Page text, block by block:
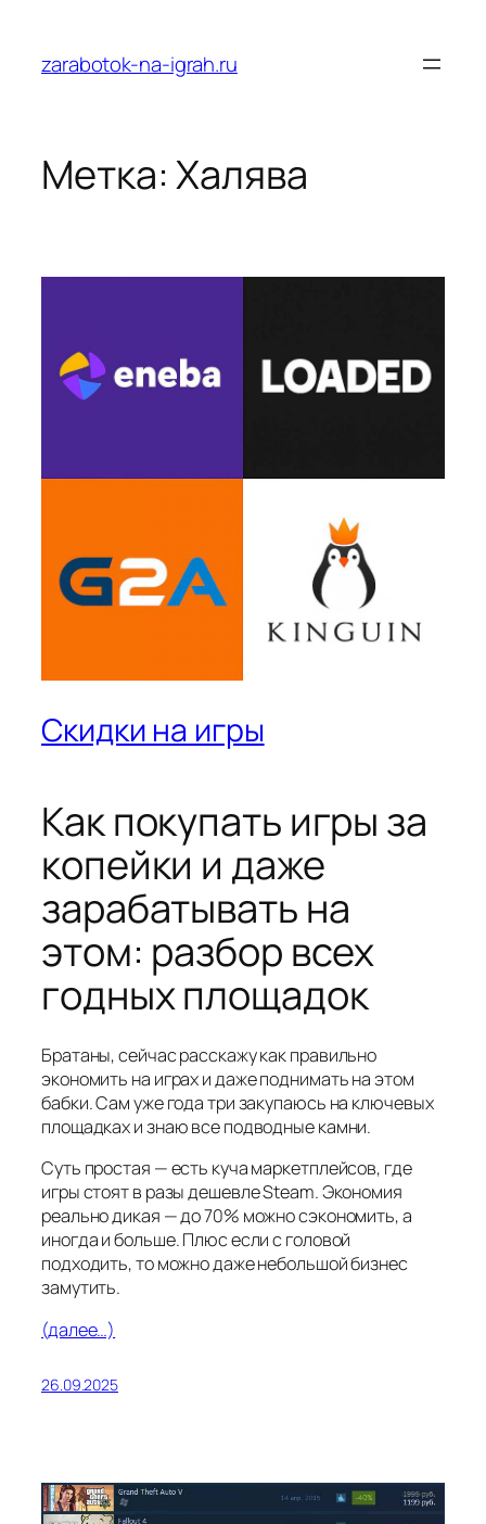
содержимому
zarabotok-na-igrah.ru
Метка:Халява
Скидки на игры
Как покупать игры за
копейки и даже
зарабатывать на
этом: разбор всех
годных площадок
Братаны, сейчас расскажу как правильно
экономить на играх и даже поднимать на этом
бабки. Сам уже года три закупаюсь на ключевых
площадках и знаю все подводные камни.
Суть простая — есть куча маркетплейсов, где
игры стоят в разы дешевле Steam. Экономия
реально дикая — до 70% можно сэкономить, а
иногда и больше. Плюс если с головой
подходить, то можно даже небольшой бизнес
замутить.
(далее…)
26.09.2025